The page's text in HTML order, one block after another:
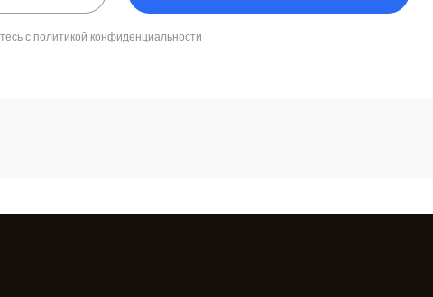
с политикой конфиденциальности